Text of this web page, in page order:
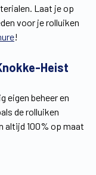
Laat je op
voor je rolluiken
!
Heist
eigen beheer en
de rolluiken
altijd 100% op maat